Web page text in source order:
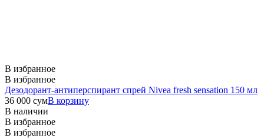
В избранное
В избранное
Дезодорант-антиперспирант спрей Nivea fresh sensation 150 мл
36 000 сумВ корзину
В наличии
В избранное
В избранное